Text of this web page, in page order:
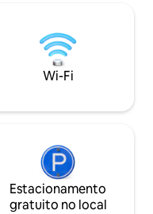
restaurante do
distância a pé. Jardim fechado. Passeio
de ônibus aberto
Super Mare.
Wi-Fi
Estacionamento
gratuito no local